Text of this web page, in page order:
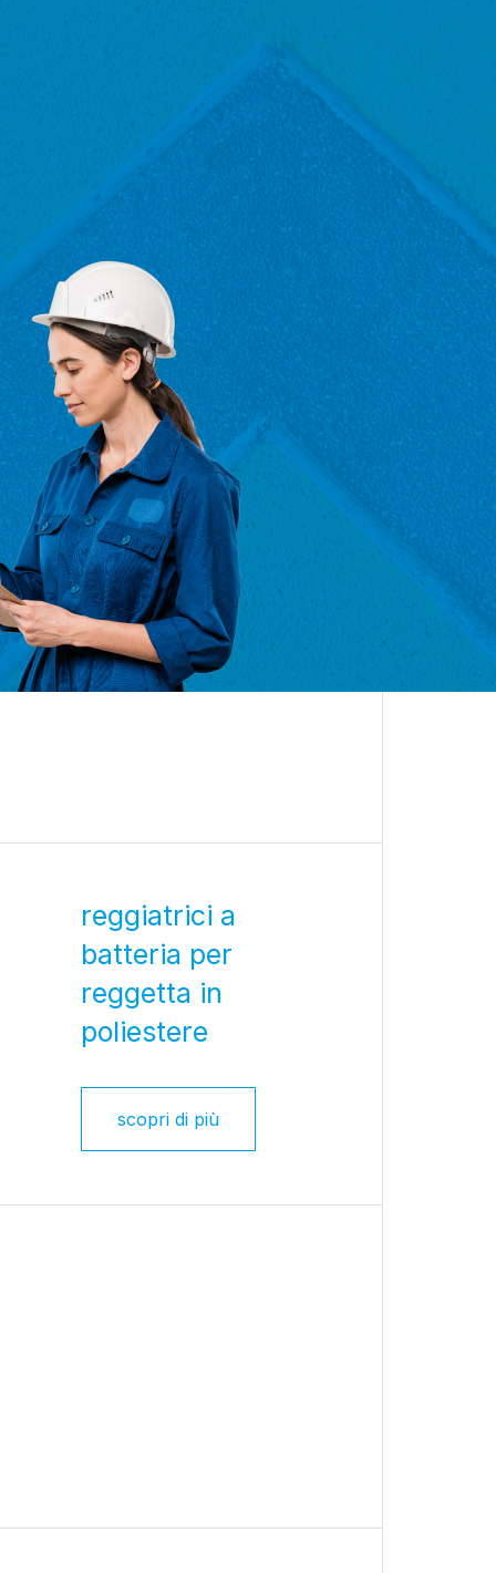
reggiatrici a
batteria per
reggetta in
poliestere
scopri di più